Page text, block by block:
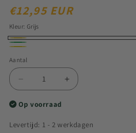
NORMALE
PRIJS
€12,95 EUR
Kleur: Grijs
Grijs
Groen
Aantal
Aantal
verlagen
voor
bestek
Aantal
verhogen
bestek
Op voorraad
Levertijd: 1 - 2 werkdagen